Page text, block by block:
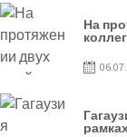
На